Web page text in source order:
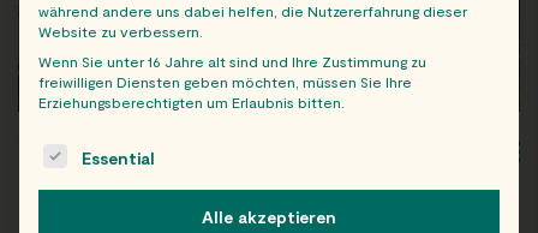
WIEN
während andere uns dabei helfen, die Nutzererfahrung dieser
Website zu verbessern.
Wenn Sie unter 16 Jahre alt sind und Ihre Zustimmung zu
freiwilligen Diensten geben möchten, müssen Sie Ihre
Erziehungsberechtigten um Erlaubnis bitten.
The following is a list of service groups for which consent
Essential
Alle akzeptieren